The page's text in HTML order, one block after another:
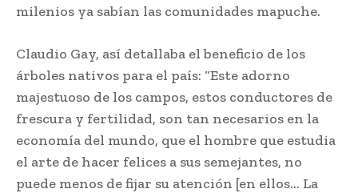
milenios ya sabían las comunidades mapuche.
Claudio Gay, así detallaba el beneficio de los
árboles nativos para el país: “Este adorno
majestuoso de los campos, estos conductores de
frescura y fertilidad, son tan necesarios en la
economía del mundo, que el hombre que estudia
el arte de hacer felices a sus semejantes, no
puede menos de fijar su atención [en ellos… La